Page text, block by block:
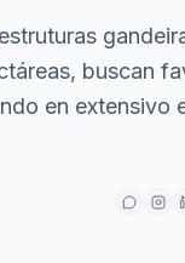
buscan
en extensivo